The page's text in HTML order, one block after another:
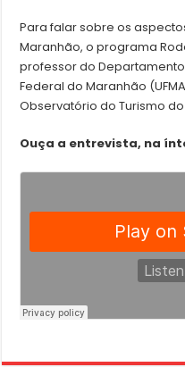
Para falar sobre os
Maranhão, o programa
professor do
Federal do Maranhão
Observatório do Turismo
Ouça a entrevista, na